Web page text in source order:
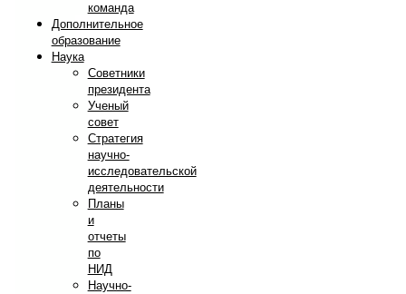
команда
Дополнительное
образование
Наука
Советники
президента
Ученый
совет
Стратегия
научно-
исследовательской
деятельности
Планы
и
отчеты
по
НИД
Научно-